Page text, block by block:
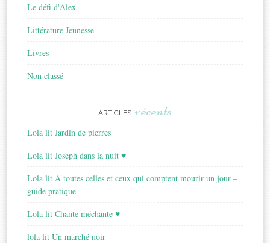
Le défi d'Alex
Littérature Jeunesse
Livres
Non classé
ARTICLES récents
Lola lit Jardin de pierres
Lola lit Joseph dans la nuit ♥
Lola lit A toutes celles et ceux qui comptent mourir un jour –
guide pratique
Lola lit Chante méchante ♥
lola lit Un marché noir